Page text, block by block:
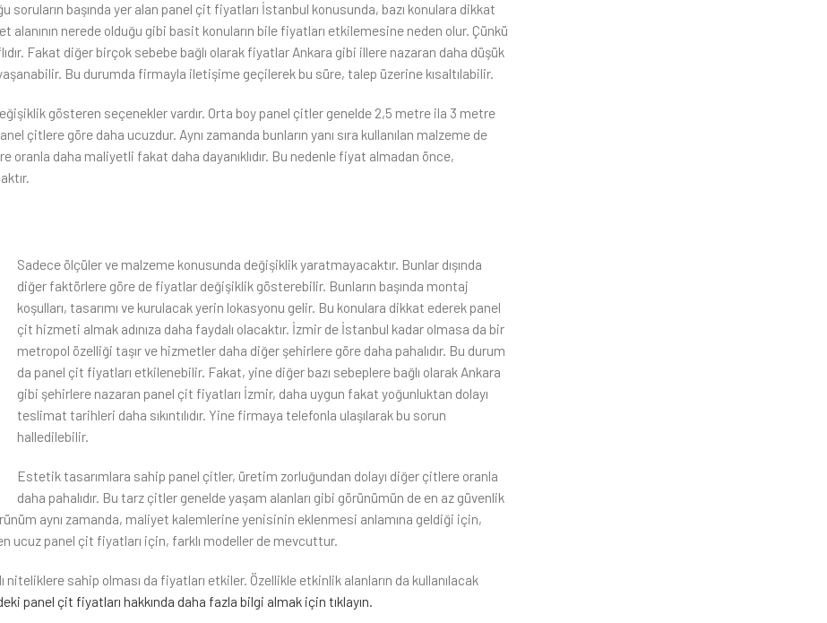
soruların başında yer alan panel çit fiyatları İstanbul konusunda, bazı konulara dikkat
nerede olduğu gibi basit konuların bile fiyatları etkilemesine neden olur. Çünkü
Fakat diğer birçok sebebe bağlı olarak fiyatlar Ankara gibi illere nazaran daha düşük
Bu durumda firmayla iletişime geçilerek bu süre, talep üzerine kısaltılabilir.
gösteren seçenekler vardır. Orta boy panel çitler genelde 2,5 metre ila 3 metre
çitlere göre daha ucuzdur. Aynı zamanda bunların yanı sıra kullanılan malzeme de
daha maliyetli fakat daha dayanıklıdır. Bu nedenle fiyat almadan önce,
Sadece ölçüler ve malzeme konusunda değişiklik yaratmayacaktır. Bunlar dışında
diğer faktörlere göre de fiyatlar değişiklik gösterebilir. Bunların başında montaj
koşulları, tasarımı ve kurulacak yerin lokasyonu gelir. Bu konulara dikkat ederek panel
çit hizmeti almak adınıza daha faydalı olacaktır. İzmir de İstanbul kadar olmasa da bir
metropol özelliği taşır ve hizmetler daha diğer şehirlere göre daha pahalıdır. Bu durum
da panel çit fiyatları etkilenebilir. Fakat, yine diğer bazı sebeplere bağlı olarak Ankara
gibi şehirlere nazaran panel çit fiyatları İzmir, daha uygun fakat yoğunluktan dolayı
teslimat tarihleri daha sıkıntılıdır. Yine firmaya telefonla ulaşılarak bu sorun
halledilebilir.
Estetik tasarımlara sahip panel çitler, üretim zorluğundan dolayı diğer çitlere oranla
daha pahalıdır. Bu tarz çitler genelde yaşam alanları gibi görünümün de en az güvenlik
aynı zamanda, maliyet kalemlerine yenisinin eklenmesi anlamına geldiği için,
ucuz panel çit fiyatları için, farklı modeller de mevcuttur.
sahip olması da fiyatları etkiler. Özellikle etkinlik alanların da kullanılacak
panel çit fiyatları hakkında daha fazla bilgi almak için tıklayın.